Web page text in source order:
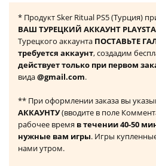
* Продукт Sker Ritual PS5 (Турция)
ВАШ ТУРЕЦКИЙ АККАУНТ
Турецкого аккаунта ПОСТАВЬТЕ
требуется аккаунт, создадим
действует только при первом
вида@gmail.com.
** При оформлении заказа вы
АККАУНТУ(вводите в поле
рабочее время в течении 40-50
нужные вам игры. Игры
нами утром.